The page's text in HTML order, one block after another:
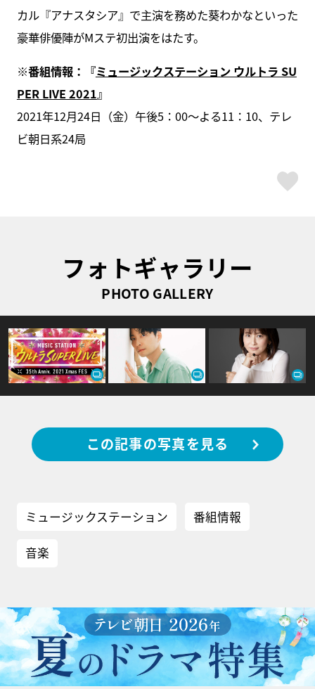
カル『アナスタシア』で主演を務めた葵わかなといった
豪華俳優陣がMステ初出演をはたす。
※番組情報：『ミュージックステーション ウルトラ SU
PER LIVE 2021』
2021年12月24日（金）午後5：00～よる11：10、テレ
ビ朝日系24局
フォトギャラリー
PHOTO GALLERY
この記事の写真を見る
ミュージックステーション 番組情報
音楽